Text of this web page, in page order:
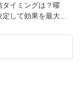
イミングは？曜
して効果を最大化